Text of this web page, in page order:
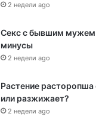
2 недели ago
Секс с бывшим
минусы
2 недели ago
Растение расторопша
или разжижает?
2 недели ago